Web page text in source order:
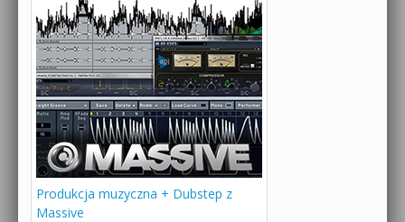
Produkcja muzyczna + Dubstep z
Massive